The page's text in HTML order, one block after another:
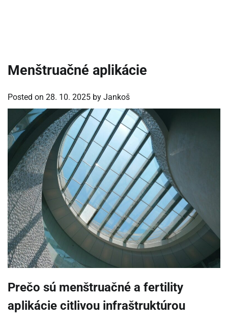
Menštruačné aplikácie
Posted on 28. 10. 2025 by Jankoš
Prečo sú menštruačné a fertility
aplikácie citlivou infraštruktúrou